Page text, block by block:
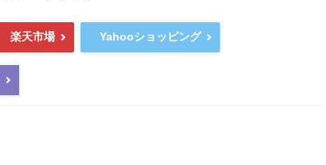
楽天市場 Yahooショッピング